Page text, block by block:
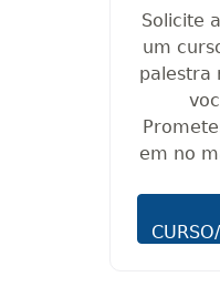
Solicite
um
palestra
em no